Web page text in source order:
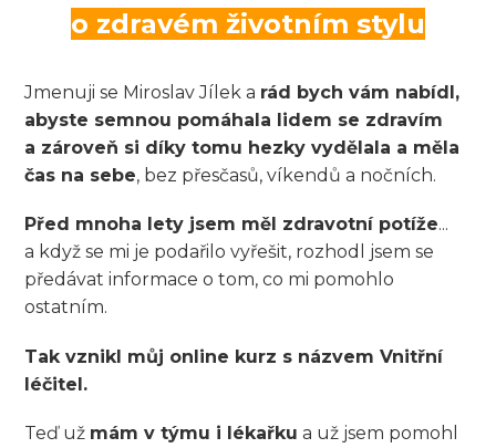
o zdravém životním stylu
Jmenuji se Miroslav Jílek a rád bych vám nabídl,
abyste semnou pomáhala lidem se zdravím
a zároveň si díky tomu hezky vydělala a měla
čas na sebe, bez přesčasů, víkendů a nočních.
Před mnoha lety jsem měl zdravotní potíže...
a když se mi je podařilo vyřešit, rozhodl jsem se
předávat informace o tom, co mi pomohlo
ostatním.
Tak vznikl můj online kurz s názvem Vnitřní
léčitel.
Teď už mám v týmu i lékařku a už jsem pomohl